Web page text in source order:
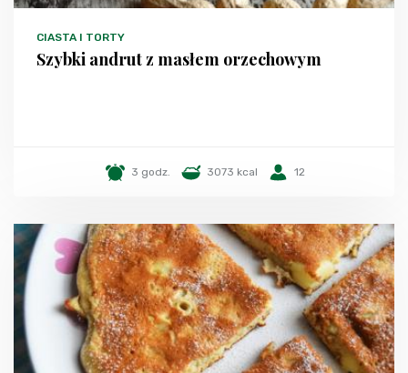
CIASTA I TORTY
Szybki andrut z masłem orzechowym
3 godz. 3073 kcal 12